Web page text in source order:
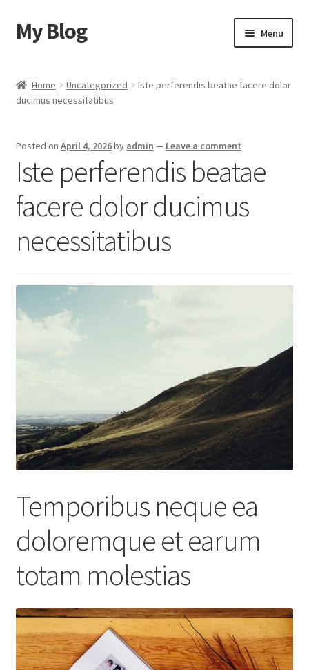
Skip
to
Skip
to
My Blog Menu
Cart
Checkout
My account
Sample Page
Shop
Home Uncategorized
Iste perferendis beatae facere dolor
ducimus necessitatibus
Posted on April 4, 2026by admin — Leave a comment
Iste perferendis beatae
facere dolor ducimus
necessitatibus
Temporibus neque ea
doloremque et earum
totam molestias